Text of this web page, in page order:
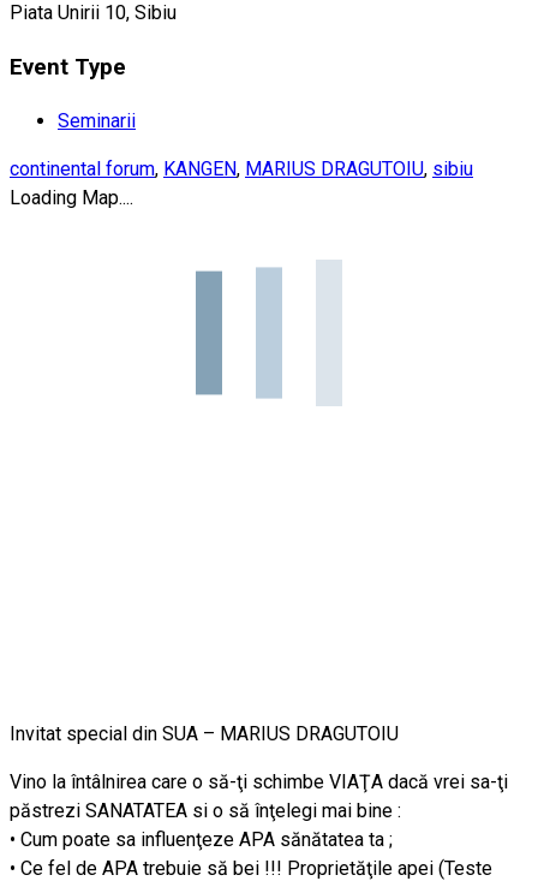
Piata Unirii 10, Sibiu
Event Type
Seminarii
continental forum, KANGEN, MARIUS DRAGUTOIU, sibiu
Loading Map....
Invitat special din SUA – MARIUS DRAGUTOIU
Vino la întâlnirea care o să-ţi schimbe VIAŢA dacă vrei sa-ţi
păstrezi SANATATEA si o să înţelegi mai bine :
• Cum poate sa influenţeze APA sănătatea ta ;
• Ce fel de APA trebuie să bei !!! Proprietăţile apei (Teste